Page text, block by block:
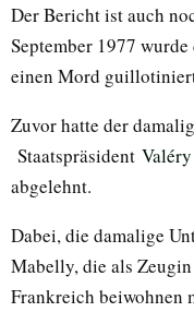
Der Bericht ist auch
September 1977
einen Mord
Zuvor hatte der
Staatspräsident
abgelehnt.
Dabei, die damalige
Mabelly, die als
Frankreich beiwohnen